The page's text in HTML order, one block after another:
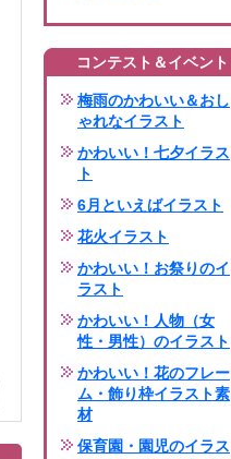
コンテスト＆イベント
梅雨のかわいい＆おし
ゃれなイラスト
かわいい！七夕イラス
ト
6月といえばイラスト
花火イラスト
かわいい！お祭りのイ
ラスト
かわいい！人物（女
性・男性）のイラスト
かわいい！花のフレー
ム・飾り枠イラスト素
材
保育園・園児のイラス